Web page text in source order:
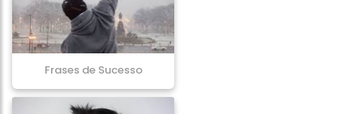
Frases de Sucesso